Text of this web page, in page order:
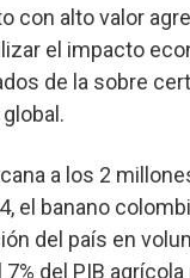
con alto valor
el impacto
de la sobre
a los 2
el banano
del país en
del PIB agrícola